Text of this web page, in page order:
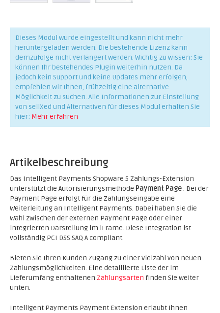
Dieses Modul wurde eingestellt und kann nicht mehr
heruntergeladen werden. Die bestehende Lizenz kann
demzufolge nicht verlängert werden. Wichtig zu wissen: Sie
können Ihr bestehendes Plugin weiterhin nutzen. Da
jedoch kein Support und keine Updates mehr erfolgen,
empfehlen wir Ihnen, frühzeitig eine alternative
Möglichkeit zu suchen. Alle Informationen zur Einstellung
von sellXed und Alternativen für dieses Modul erhalten Sie
hier: Mehr erfahren
Artikelbeschreibung
Das Intelligent Payments Shopware 5 Zahlungs-Extension
unterstützt die Autorisierungsmethode Payment Page. Bei der
Payment Page erfolgt für die Zahlungseingabe eine
Weiterleitung an Intelligent Payments. Dabei haben Sie die
Wahl zwischen der externen Payment Page oder einer
integrierten Darstellung im iFrame. Diese Integration ist
vollständig PCI DSS SAQ A compliant.
Bieten Sie Ihren Kunden Zugang zu einer Vielzahl von neuen
Zahlungsmöglichkeiten. Eine detaillierte Liste der im
Lieferumfang enthaltenen Zahlungsarten finden Sie weiter
unten.
Intelligent Payments Payment Extension erlaubt Ihnen